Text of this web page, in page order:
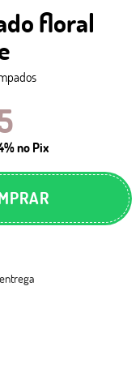
floral
no Pix